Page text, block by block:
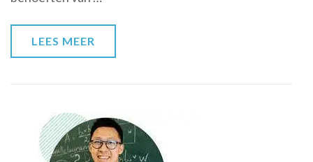
LEES MEER